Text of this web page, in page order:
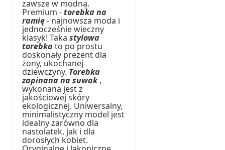
zawsze w modną.
Premium -torebka na
ramię- najnowsza moda i
jednocześnie wieczny
klasyk! Takastylowa
torebkato po prostu
doskonały prezent dla
żony, ukochanej
dziewczyny. Torebka
zapinana na suwak,
wykonana jest z
jakościowej skóry
ekologicznej. Uniwersalny,
minimalistyczny model jest
idealny zarówno dla
nastolatek, jak i dla
dorosłych kobiet.